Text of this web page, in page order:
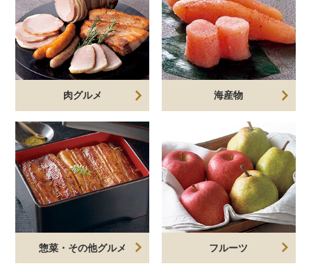
肉グルメ 海産物
惣菜・その他グルメ フルーツ